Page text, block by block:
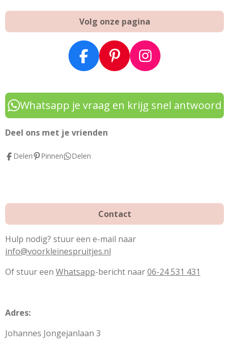
Volg onze pagina
F
a
c
e
b
o
k
P
i
n
t
e
I
n
s
t
a
Whatsapp je vraag en krijg snel antwoord
Deel ons met je vrienden
Delen Pinnen Delen
Contact
Hulp nodig? stuur een e-mail naar
info@voorkleinespruitjes.nl
Of stuur een Whatsapp-bericht naar06-24 531 431
Adres:
Johannes Jongejanlaan 3